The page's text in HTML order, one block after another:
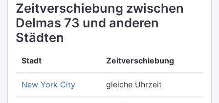
Zeitverschiebung zwischen
Delmas 73 und anderen
Städten
Stadt Zeitverschiebung
New York City gleiche Uhrzeit